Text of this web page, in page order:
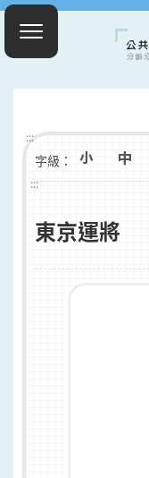
:::
字級：
:::
東京運將